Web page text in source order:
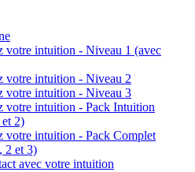
votre intuition - Niveau 1 (avec
votre intuition - Niveau 2
votre intuition - Niveau 3
votre intuition - Pack Intuition
2)
votre intuition - Pack Complet
2 et 3)
avec votre intuition